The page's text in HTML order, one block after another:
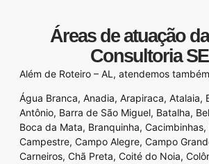
Áreas de atuação
Consultoria
Além de Roteiro – AL, atendemos
Água Branca, Anadia, Arapiraca, Atalaia,
Antônio, Barra de São Miguel, Batalha,
Boca da Mata, Branquinha, Cacimbinhas,
Campestre, Campo Alegre, Campo
Carneiros, Chã Preta, Coité do Noia,